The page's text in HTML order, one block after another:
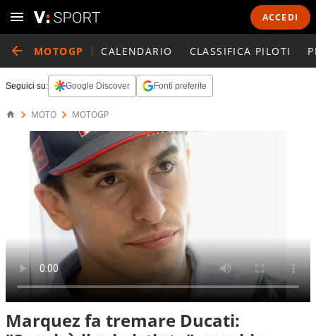
ACCEDI
MOTOGP CALENDARIO CLASSIFICA PILOTI
Seguici su: Google Discover Fonti preferite
MOTO MOTOGP
Marquez fa tremare Ducati: